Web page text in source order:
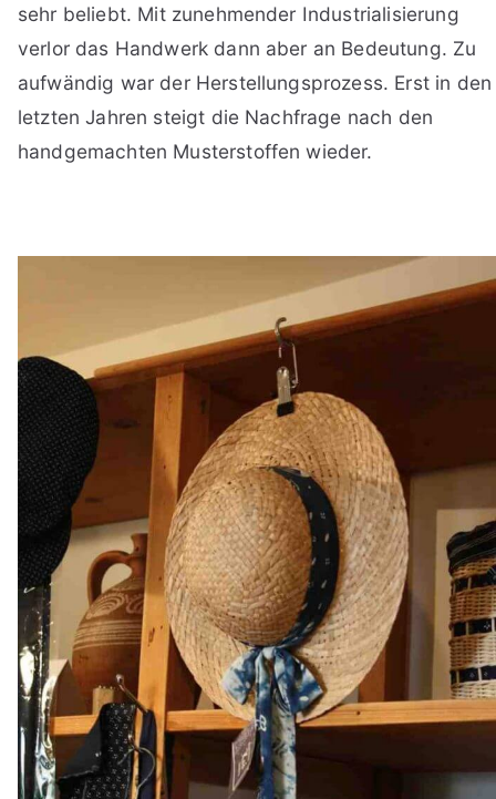
sehr beliebt. Mit zunehmender Industrialisierung
verlor das Handwerk dann aber an Bedeutung. Zu
aufwändig war der Herstellungsprozess. Erst in den
letzten Jahren steigt die Nachfrage nach den
handgemachten Musterstoffen wieder.